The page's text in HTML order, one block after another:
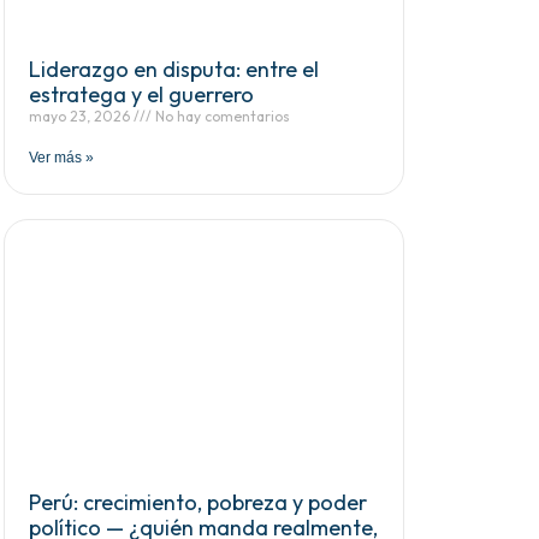
Liderazgo en disputa: entre el
estratega y el guerrero
mayo 23, 2026 No hay comentarios
Ver más »
Perú: crecimiento, pobreza y poder
político — ¿quién manda realmente,